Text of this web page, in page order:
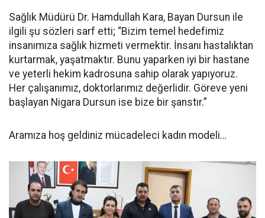
Sağlık Müdürü Dr. Hamdullah Kara, Bayan Dursun ile
ilgili şu sözleri sarf etti; “Bizim temel hedefimiz
insanımıza sağlık hizmeti vermektir. İnsanı hastalıktan
kurtarmak, yaşatmaktır. Bunu yaparken iyi bir hastane
ve yeterli hekim kadrosuna sahip olarak yapıyoruz.
Her çalışanımız, doktorlarımız değerlidir. Göreve yeni
başlayan Nigara Dursun ise bize bir şanstır.”
Aramıza hoş geldiniz mücadeleci kadın modeli…